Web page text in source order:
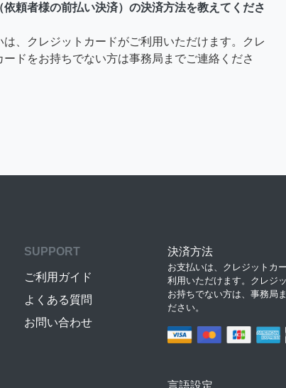
依頼者様の前払い決済）の決済方法を教えてくださ
は、クレジットカードがご利用いただけます。クレ
ードをお持ちでない方は事務局までご連絡くださ
SUPPORT
ご利用ガイド
よくある質問
お問い合わせ
決済方法
お支払いは、クレジットカ
利用いただけます。クレジ
お持ちでない方は、事務局
ださい。
言語設定